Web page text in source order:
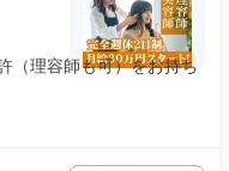
（理容師も可）をお持ち